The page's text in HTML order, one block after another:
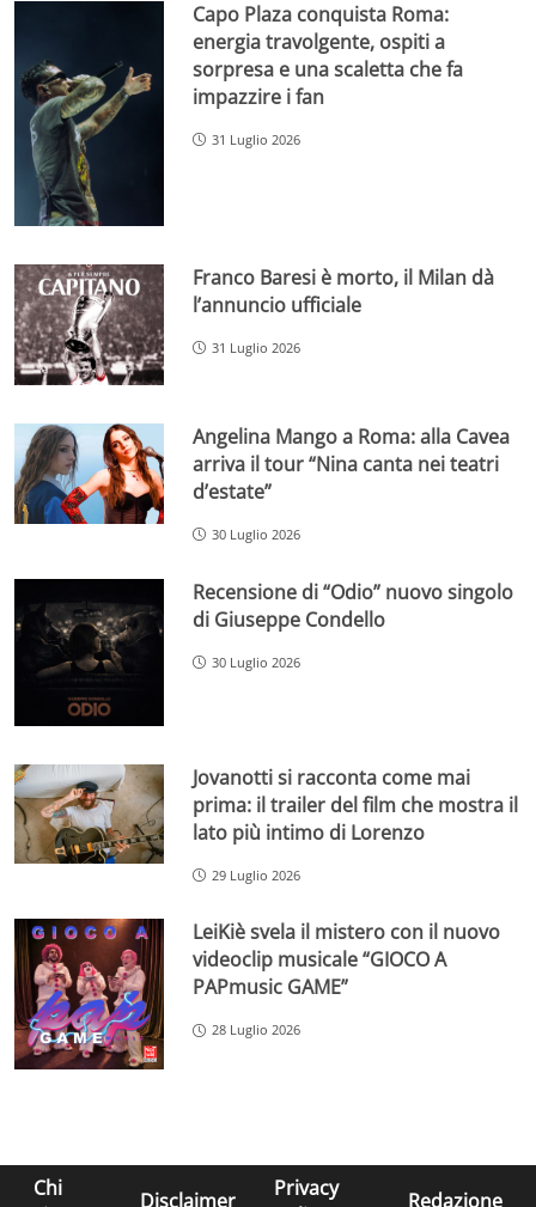
Capo Plaza conquista Roma:
energia travolgente, ospiti a
sorpresa e una scaletta che fa
impazzire i fan
31 Luglio 2026
Franco Baresi è morto, il Milan dà
l’annuncio ufficiale
31 Luglio 2026
Angelina Mango a Roma: alla Cavea
arriva il tour “Nina canta nei teatri
d’estate”
30 Luglio 2026
Recensione di “Odio” nuovo singolo
di Giuseppe Condello
30 Luglio 2026
Jovanotti si racconta come mai
prima: il trailer del film che mostra il
lato più intimo di Lorenzo
29 Luglio 2026
LeiKiè svela il mistero con il nuovo
videoclip musicale “GIOCO A
PAPmusic GAME”
28 Luglio 2026
Chi
Disclaimer
Privacy
Redazione